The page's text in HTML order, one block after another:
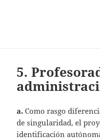
5.
a.Como rasgo
de singularidad, el
identificación